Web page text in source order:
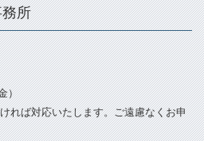
所
）
れば対応いたします。ご遠慮なくお申